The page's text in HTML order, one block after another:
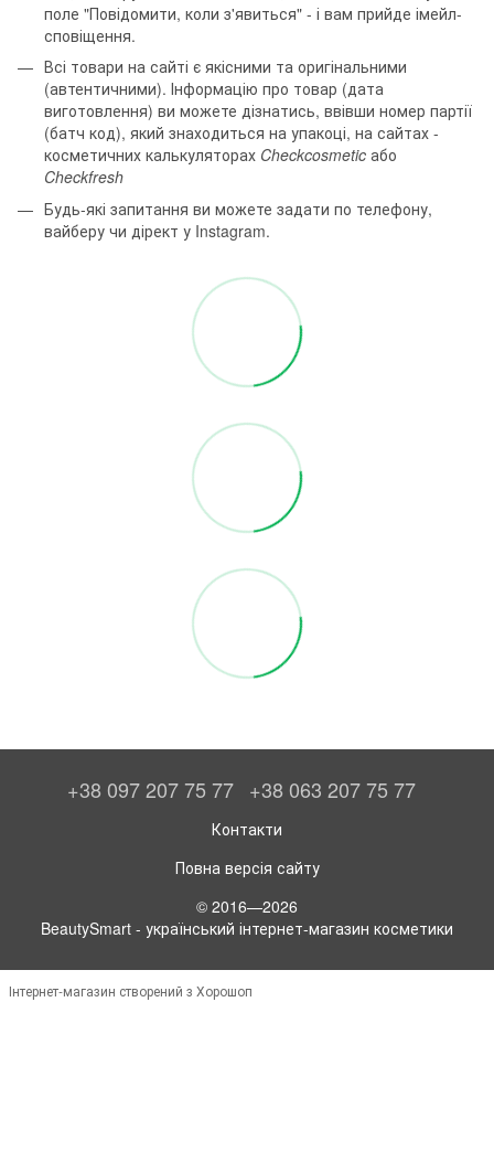
поле "Повідомити, коли з'явиться" - і вам прийде імейл-
сповіщення.
Всі товари на сайті є якісними та оригінальними
(автентичними). Інформацію про товар (дата
виготовлення) ви можете дізнатись, ввівши номер партії
(батч код), який знаходиться на упакоці, на сайтах -
косметичних калькуляторах Checkcosmetic або
Checkfresh
Будь-які запитання ви можете задати по телефону,
вайберу чи дірект у Instagram.
+38 097 207 75 77 +38 063 207 75 77
Контакти
Повна версія сайту
© 2016—2026
BeautySmart - український інтернет-магазин косметики
Інтернет-магазин створений з Хорошоп